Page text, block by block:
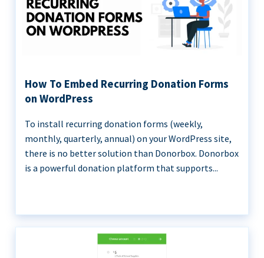
How To Embed Recurring Donation Forms
on WordPress
To install recurring donation forms (weekly,
monthly, quarterly, annual) on your WordPress site,
there is no better solution than Donorbox. Donorbox
is a powerful donation platform that supports...